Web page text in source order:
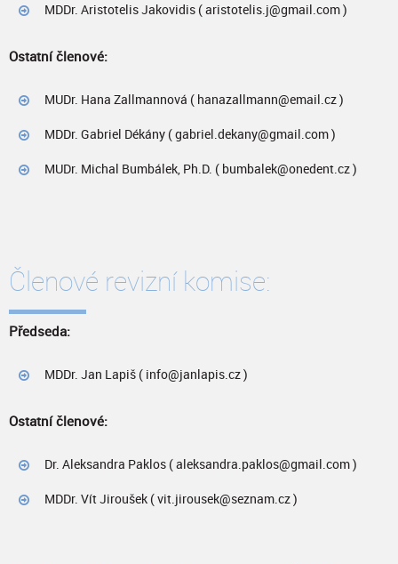
MDDr. Aristotelis Jakovidis ( aristotelis.j@gmail.com )
Ostatní členové:
MUDr. Hana Zallmannová ( hanazallmann@email.cz )
MDDr. Gabriel Dékány ( gabriel.dekany@gmail.com )
MUDr. Michal Bumbálek, Ph.D. ( bumbalek@onedent.cz )
Členové revizní komise:
Předseda:
MDDr. Jan Lapiš ( info@janlapis.cz )
Ostatní členové:
Dr. Aleksandra Paklos ( aleksandra.paklos@gmail.com )
MDDr. Vít Jiroušek ( vit.jirousek@seznam.cz )